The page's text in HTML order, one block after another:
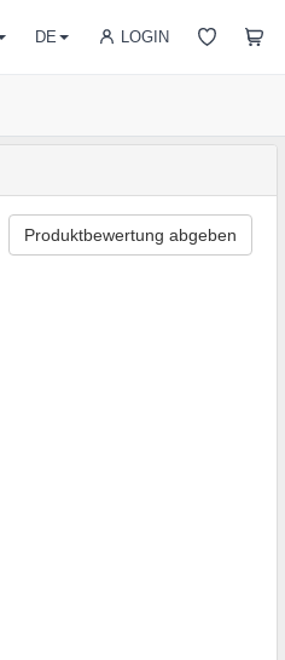
LOGIN
DE
Produktbewertung abgeben